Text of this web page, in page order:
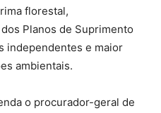
florestal,
Planos de Suprimento
independentes e maior
ambientais.
o procurador-geral de